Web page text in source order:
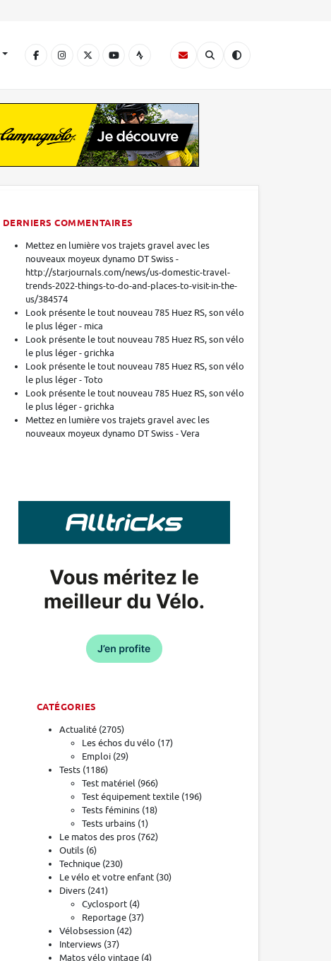
DERNIERS COMMENTAIRES
Mettez en lumière vos trajets gravel avec les
nouveaux moyeux dynamo DT Swiss -
http://starjournals.com/news/us-domestic-travel-
trends-2022-things-to-do-and-places-to-visit-in-the-
us/384574
Look présente le tout nouveau 785 Huez RS, son vélo
le plus léger - mica
Look présente le tout nouveau 785 Huez RS, son vélo
le plus léger - grichka
Look présente le tout nouveau 785 Huez RS, son vélo
le plus léger - Toto
Look présente le tout nouveau 785 Huez RS, son vélo
le plus léger - grichka
Mettez en lumière vos trajets gravel avec les
nouveaux moyeux dynamo DT Swiss - Vera
CATÉGORIES
Actualité (2705)
Les échos du vélo (17)
Emploi (29)
Tests (1186)
Test matériel (966)
Test équipement textile (196)
Tests féminins (18)
Tests urbains (1)
Le matos des pros (762)
Outils (6)
Technique (230)
Le vélo et votre enfant (30)
Divers (241)
Cyclosport (4)
Reportage (37)
Vélobsession (42)
Interviews (37)
Matos vélo vintage (4)